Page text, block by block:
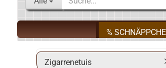
%
Zigarrenetuis